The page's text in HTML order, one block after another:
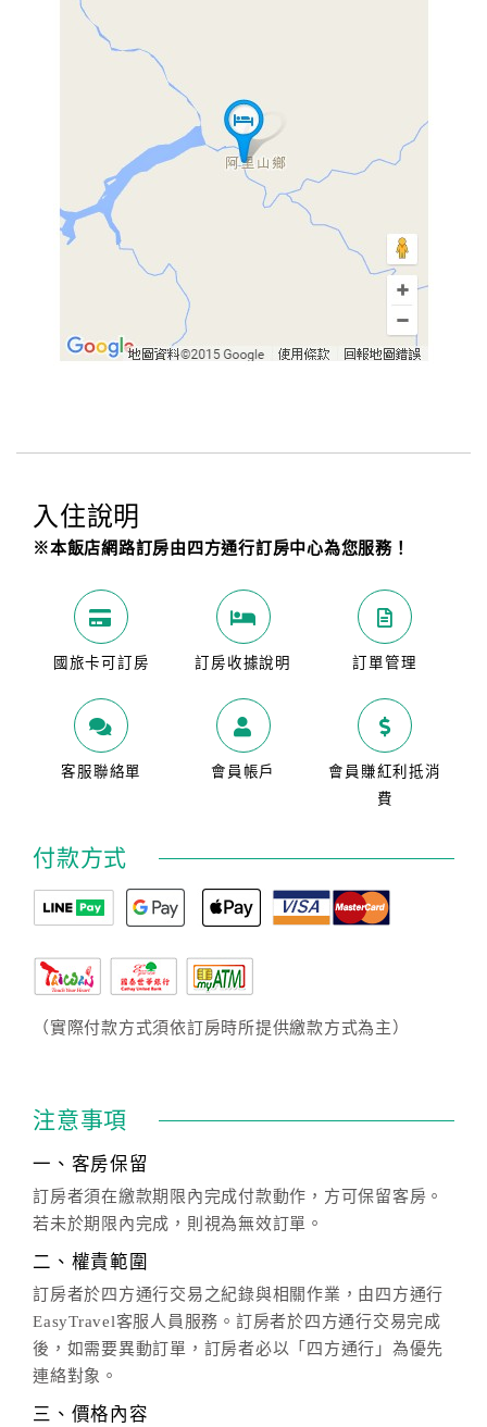
入住說明
※本飯店網路訂房由四方通行訂房中心為您服務！
國旅卡可訂房 訂房收據說明 訂單管理
客服聯絡單 會員帳戶
會員賺紅利抵消
費
付款方式
（實際付款方式須依訂房時所提供繳款方式為主）
注意事項
一、客房保留
訂房者須在繳款期限內完成付款動作，方可保留客房。
若未於期限內完成，則視為無效訂單。
二、權責範圍
訂房者於四方通行交易之紀錄與相關作業，由四方通行
EasyTravel客服人員服務。訂房者於四方通行交易完成
後，如需要異動訂單，訂房者必以「四方通行」為優先
連絡對象。
三、價格內容